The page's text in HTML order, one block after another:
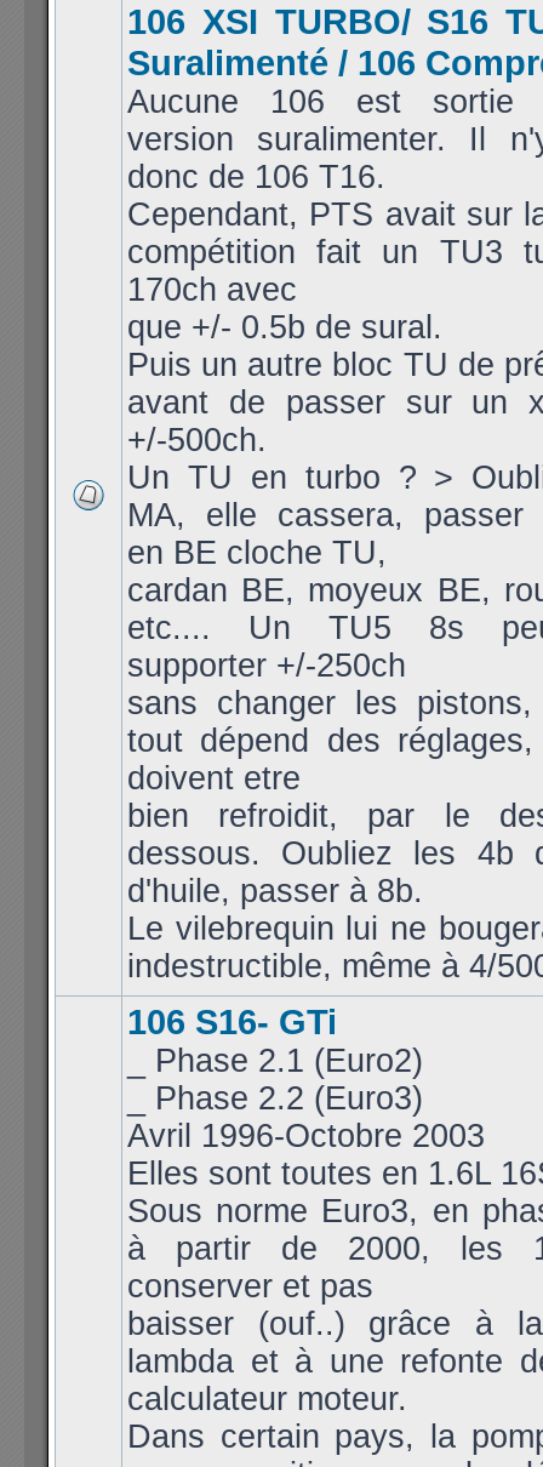
106 XSI TURBO/ S16
Suralimenté / 106
Aucune 106 est sortie
version suralimenter. Il
donc de 106 T16.
Cependant, PTS avait sur
compétition fait un TU3
170ch avec
que +/- 0.5b de sural.
Puis un autre bloc TU de
avant de passer sur un
+/-500ch.
Un TU en turbo ? >
MA, elle cassera, passer
en BE cloche TU,
cardan BE, moyeux BE,
etc.... Un TU5 8s
supporter +/-250ch
sans changer les
tout dépend des
doivent etre
bien refroidit, par le
dessous. Oubliez les 4b
d'huile, passer à 8b.
Le vilebrequin lui ne
indestructible, même à 4/
106 S16- GTi
_ Phase 2.1 (Euro2)
_ Phase 2.2 (Euro3)
Avril 1996-Octobre 2003
Elles sont toutes en 1.6L
Sous norme Euro3, en
à partir de 2000, les
conserver et pas
baisser (ouf..) grâce à
lambda et à une refonte
calculateur moteur.
Dans certain pays, la